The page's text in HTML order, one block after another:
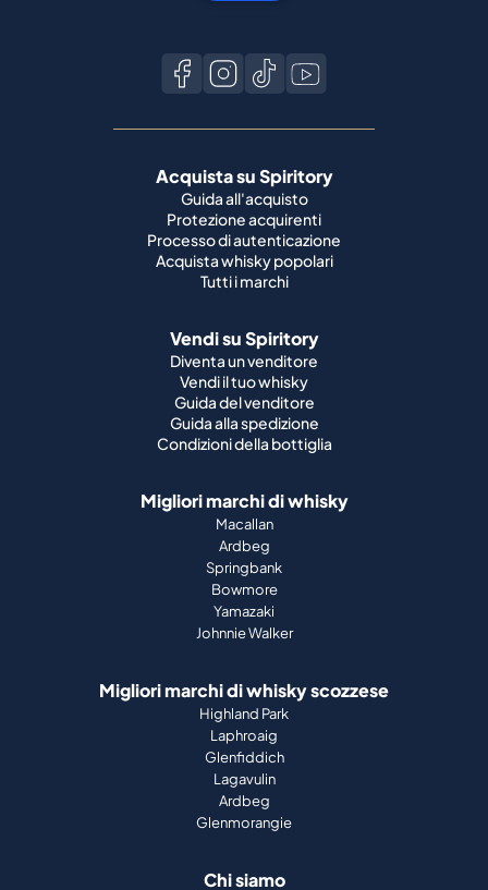
Acquista su Spiritory
Guida all'acquisto
Protezione acquirenti
Processo di autenticazione
Acquista whisky popolari
Tutti i marchi
Vendi su Spiritory
Diventa un venditore
Vendi il tuo whisky
Guida del venditore
Guida alla spedizione
Condizioni della bottiglia
Migliori marchi di whisky
Macallan
Ardbeg
Springbank
Bowmore
Yamazaki
Johnnie Walker
Migliori marchi di whisky scozzese
Highland Park
Laphroaig
Glenfiddich
Lagavulin
Ardbeg
Glenmorangie
Chi siamo